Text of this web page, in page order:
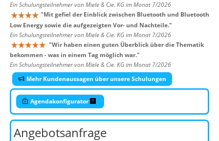
Ein Schulungsteilnehmer von Miele & Cie. KG im Monat 7/2026
"Mit gefiel der Einblick zwischen Bluetooth und Bluetooth
Low Energy sowie die aufgezeigten Vor- und Nachteile."
Ein Schulungsteilnehmer von Miele & Cie. KG im Monat 7/2026
"Wir haben einen guten Überblick über die Thematik
bekommen - was in einem Tag möglich war."
Ein Schulungsteilnehmer von Miele & Cie. KG im Monat 7/2026
Mehr Kundenaussagen über unsere Schulungen
Agendakonfigurator
Angebotsanfrage